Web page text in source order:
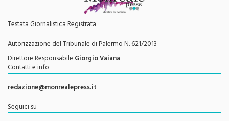
Testata Giornalistica Registrata
Autorizzazione del Tribunale di Palermo N. 621/2013
Direttore Responsabile Giorgio Vaiana
Contatti e info
redazione@monrealepress.it
Seguici su